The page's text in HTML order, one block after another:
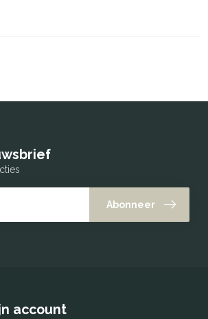
Abonneer
account